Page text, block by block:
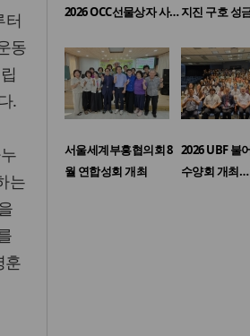
터
동
.
는
훈
2026 OCC선물상자 사…지진 구호 성
서울세계부흥협의회 8
월 연합성회 개최
2026 UBF 불
수양회 개최